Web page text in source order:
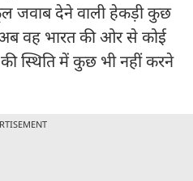
जवाब देने वाली हेकड़ी कुछ
वह भारत की ओर से कोई
स्थिति में कुछ भी नहीं करने